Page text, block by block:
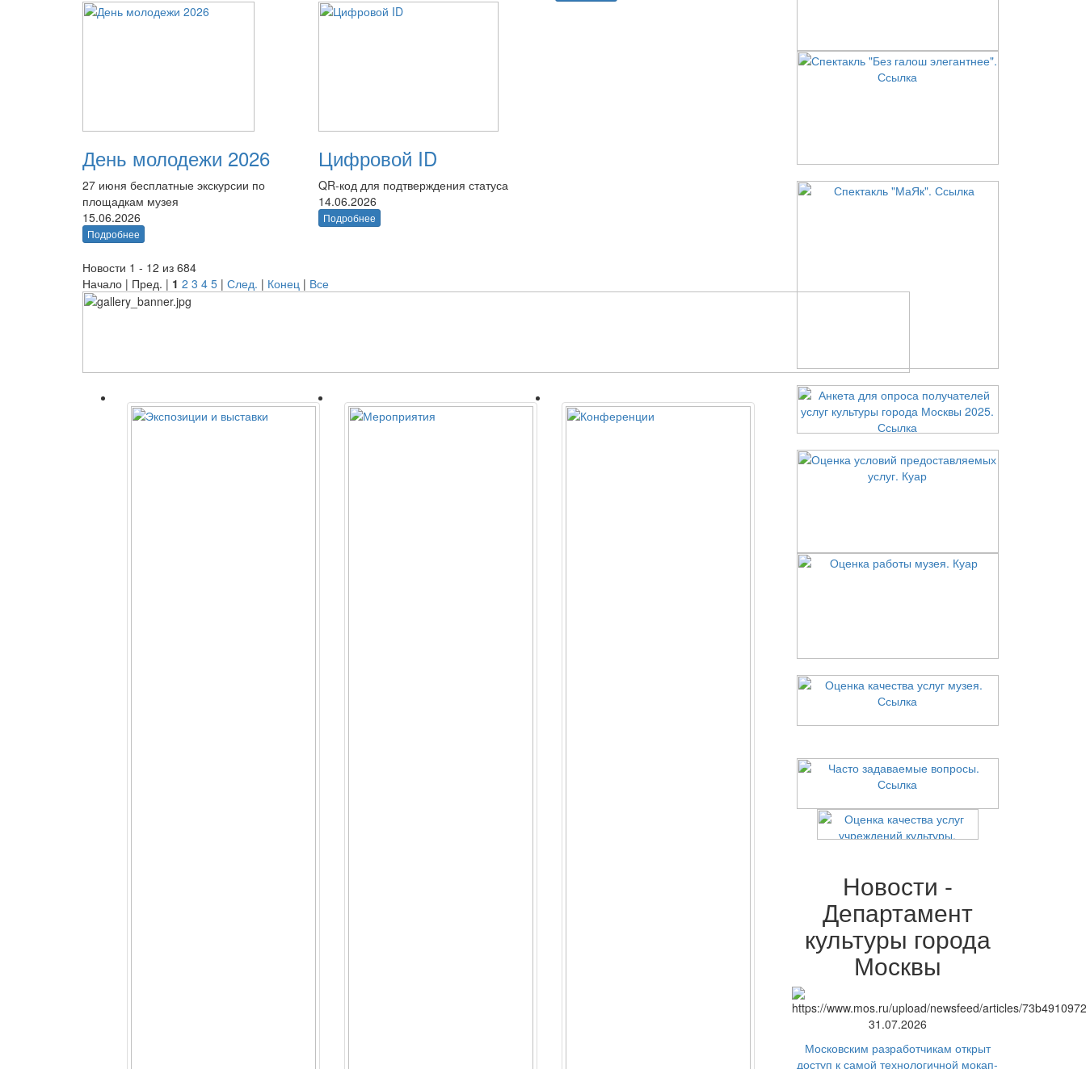
День молодежи 2026
27 июня бесплатные экскурсии по
площадкам музея
15.06.2026
Подробнее
Цифровой ID
QR-код для подтверждения статуса
14.06.2026
Подробнее
Новости 1 - 12 из 684
Начало | Пред. | 1 2 3 4 5 | След. | Конец | Все
Новости -
Департамент
культуры города
Москвы
31.07.2026
Московским разработчикам открыт
доступ к самой технологичной мокап-